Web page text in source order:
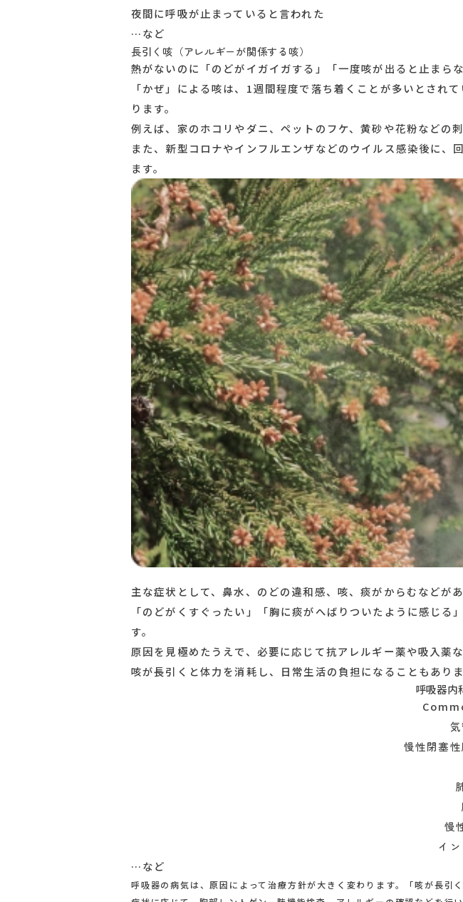
鼻水や鼻づまりが続く
のどの痛み・のどのイガイガがある
咳が止まらない
一度咳が出ると続く
痰がからむ
胸に痰が張りついた感じがする
息苦しさがある
息切れしやすい
ゼーゼー、ヒューヒューする（喘鳴）
胸が痛い
胸が締めつけられる感じがする
いびきがひどい
昼間に眠い
夜間に呼吸が止まっていると言われた
…など
長引く咳（アレルギーが関係する咳）
熱がないのに「のどがイガイガする」「一度
「かぜ」による咳は、1週間程度で落ち着く
ります。
また、新型コロナやインフルエンザなどの